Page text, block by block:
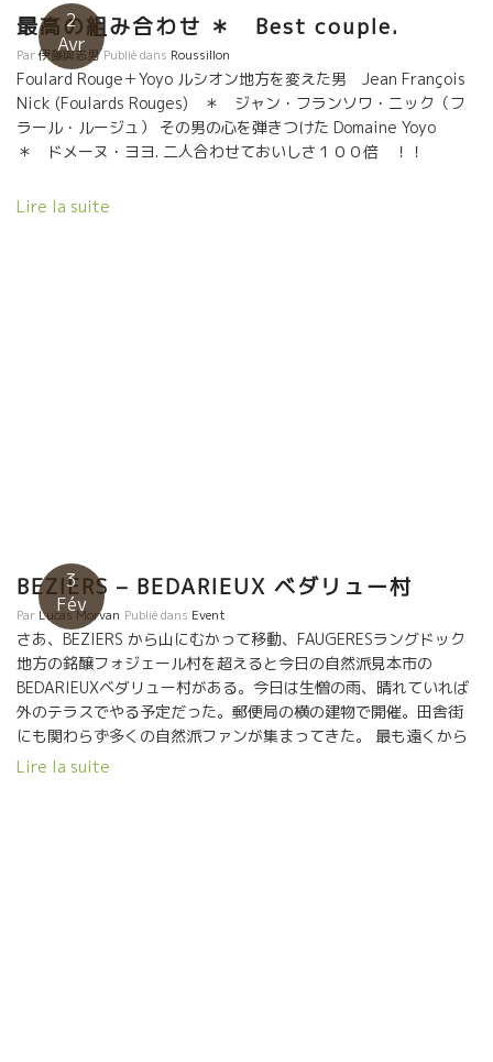
て、時代が変わりつつあるな、と感じた。 と何かを感じたのは、
私だけではないだろう。 自然派という概念が必要ではない時代が
来ているのを感じる。 その方が、多くの醸造家を結びつけること
ができるのではないだろうか。 違う角度から美味しいワインを造
ることに専念してきた人達が、結果的に同じような方向に接近し
てきているのを感じる。 私にとっては、同じ会場でこの二人のワ
インを移動しながら比較試飲できるという素晴らしい機会ができ
2
Avr
最高の組み合わせ ＊ Best couple.
Par伊藤與志男 Publié dans Roussillon
Foulard Rouge＋Yoyo ルシオン地方を変えた男 Jean François
Nick (Foulards Rouges) ＊ ジャン・フランソワ・ニック（フ
ラール・ルージュ） その男の心を弾きつけた Domaine Yoyo
＊ ドメーヌ・ヨヨ. 二人合わせておいしさ１００倍 ！！
Lire la suite
3
Fév
BEZIERS – BEDARIEUX ベダリュー村
Par Lucas Morvan Publié dans Event
さあ、BEZIERS から山にむかって移動、FAUGERESラングドック
地方の銘醸フォジェール村を超えると今日の自然派見本市の
BEDARIEUXベダリュー村がある。今日は生憎の雨、晴れていれば
外のテラスでやる予定だった。郵便局の横の建物で開催。田舎街
にも関わらず多くの自然派ファンが集まってきた。 最も遠くから
の参加のDomaine Gérard Schueller＊ドメーヌ・ジェラール・シ
Lire la suite